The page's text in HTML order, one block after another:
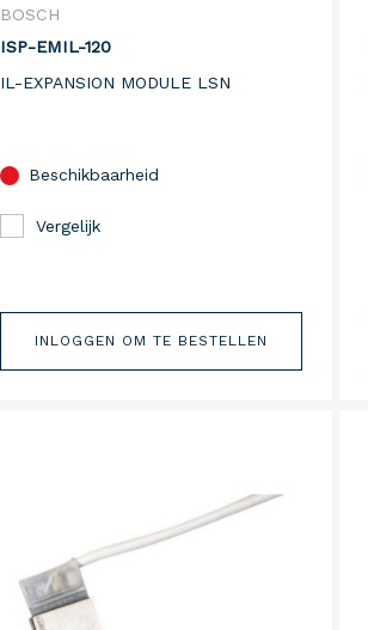
BOSCH
ISP-EMIL-120
IL-EXPANSION MODULE LSN
Beschikbaarheid
Vergelijk
INLOGGEN OM TE BESTELLEN